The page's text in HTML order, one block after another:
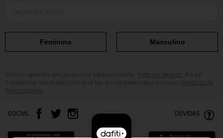
Feminino Masculino
SOCIAL DÚVIDAS